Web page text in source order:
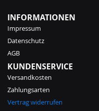
INFORMATIONEN
Impressum
Datenschutz
AGB
KUNDENSERVICE
Versandkosten
Zahlungsarten
Vertrag widerrufen